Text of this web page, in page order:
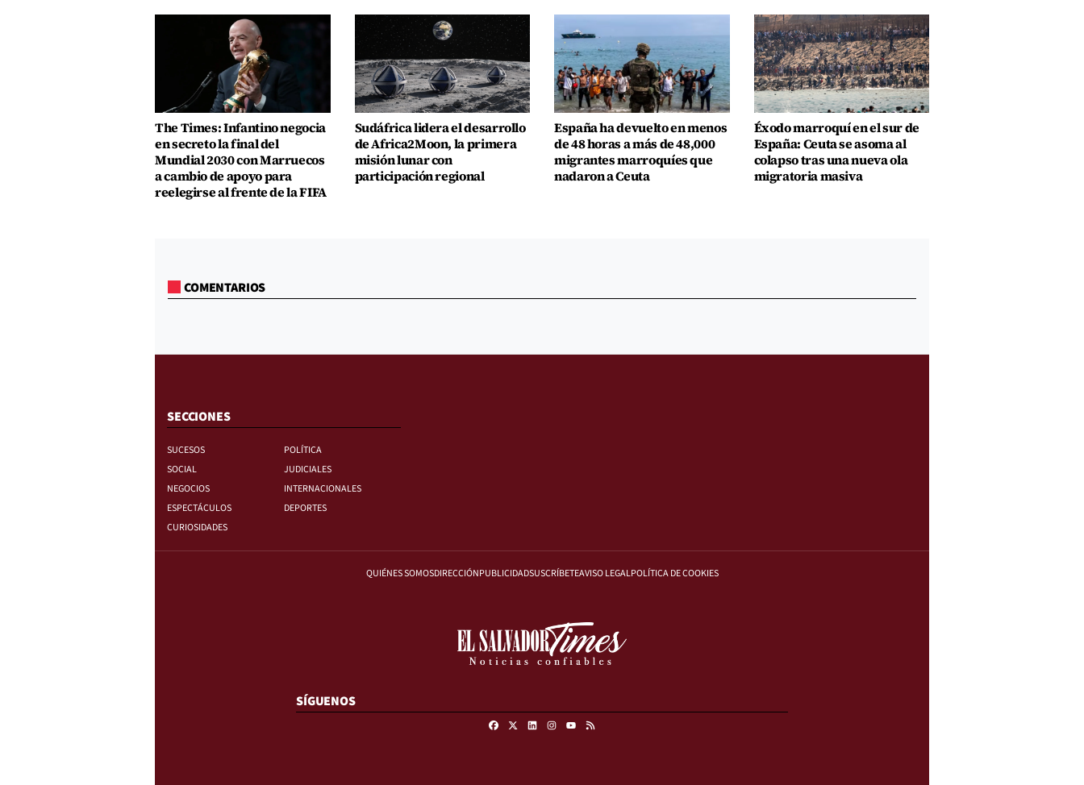
The Times: Infantino negocia
en secreto la final del
Mundial 2030 con Marruecos
a cambio de apoyo para
reelegirse al frente de la FIFA
Sudáfrica lidera el desarrollo
de Africa2Moon, la primera
misión lunar con
participación regional
España ha devuelto en menos
de 48 horas a más de 48,000
migrantes marroquíes que
nadaron a Ceuta
Éxodo marroquí en el sur de
España: Ceuta se asoma al
colapso tras una nueva ola
migratoria masiva
COMENTARIOS
SECCIONES
SUCESOS
POLÍTICA
SOCIAL
JUDICIALES
NEGOCIOS
INTERNACIONALES
ESPECTÁCULOS
DEPORTES
CURIOSIDADES
QUIÉNES SOMOSDIRECCIÓNPUBLICIDADSUSCRÍBETEAVISO LEGALPOLÍTICA DE COOKIES
SÍGUENOS
FacebookLinkedinInstagram